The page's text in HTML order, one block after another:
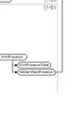
이며 이외..